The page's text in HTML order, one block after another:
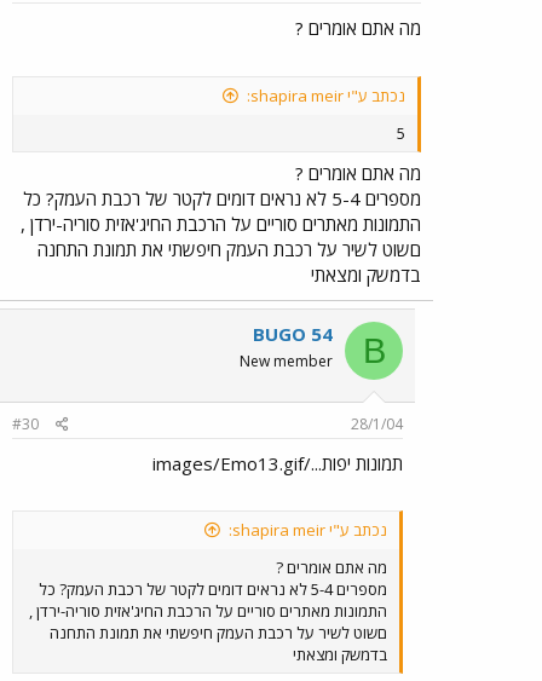
מה אתם אומרים ?
נכתב ע"י shapira meir:
5
מה אתם אומרים ?
מספרים 5-4 לא נראים דומים לקטר של רכבת העמק? כל
התמונות מאתרים סוריים על הרכבת החיג'אזית סוריה-ירדן ,
םשוט לשיר על רכבת העמק חיפשתי את תמונת התחנה
בדמשק ומצאתי
B
BUGO 54
New member
28/1/04
#30
תמונות יפות.../images/Emo13.gif
נכתב ע"י shapira meir:
מה אתם אומרים ?
מספרים 5-4 לא נראים דומים לקטר של רכבת העמק? כל
התמונות מאתרים סוריים על הרכבת החיג'אזית סוריה-ירדן ,
םשוט לשיר על רכבת העמק חיפשתי את תמונת התחנה
בדמשק ומצאתי